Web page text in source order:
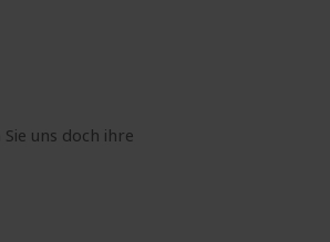
uns doch ihre